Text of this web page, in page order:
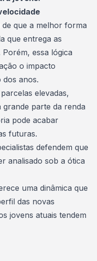
que a melhor forma
que entrega as
essa lógica
o impacto
dos anos.
elevadas,
parte da renda
pode acabar
futuras.
defendem que
analisado sob a ótica
uma dinâmica que
das novas
jovens atuais tendem